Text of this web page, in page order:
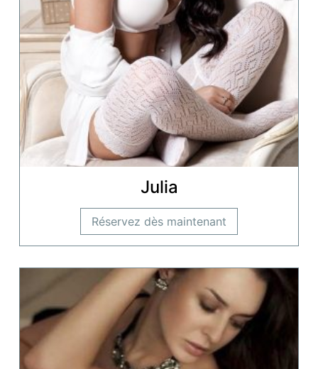
Julia
Réservez dès maintenant